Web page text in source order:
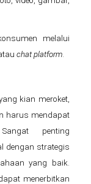
melalui
chat platform
kian meroket,
harus mendapat
penting
dengan strategis
yang baik.
menerbitkan